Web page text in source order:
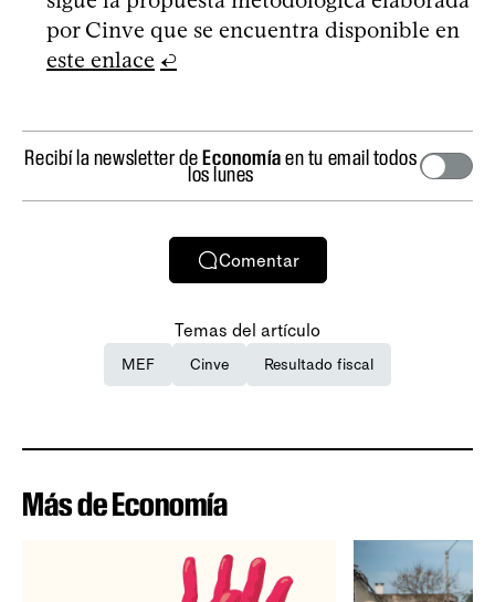
por Cinve que se encuentra disponible en
este enlace ↩
Recibí la newsletter deEconomíaen tu email todos
los lunes
Comentar
Temas del artículo
MEF Cinve Resultado fiscal
Más de Economía